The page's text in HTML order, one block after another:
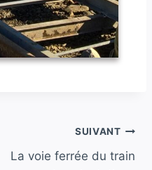
SUIVANT
La voie ferrée du train